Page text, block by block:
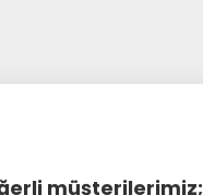
müşterilerimiz;